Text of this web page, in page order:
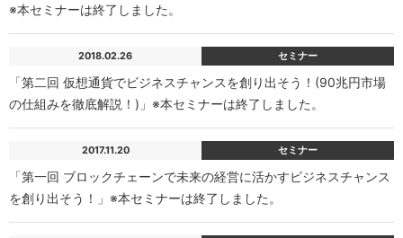
※本セミナーは終了しました。
2018.02.26 セミナー
「第二回 仮想通貨でビジネスチャンスを創り出そう！(90兆円市場
の仕組みを徹底解説！)」※本セミナーは終了しました。
2017.11.20 セミナー
「第一回 ブロックチェーンで未来の経営に活かすビジネスチャンス
を創り出そう！」※本セミナーは終了しました。